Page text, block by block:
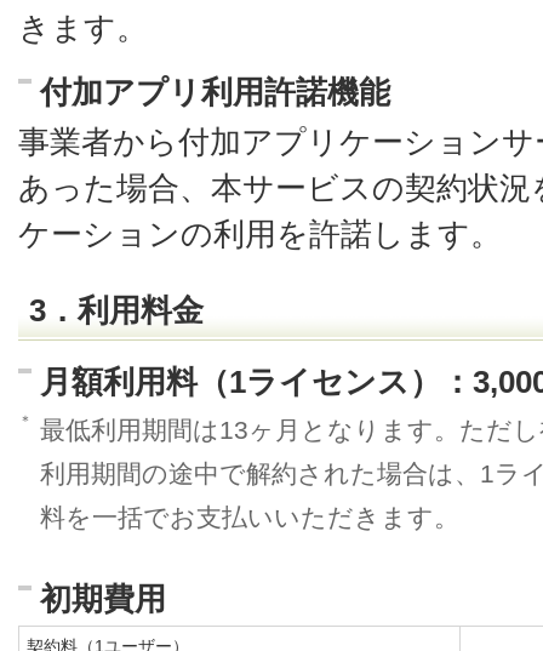
きます。
付加アプリ利用許諾機能
事業者から付加アプリケーション
あった場合、本サービスの契約状
ケーションの利用を許諾します。
3．利用料金
月額利用料（1ライセンス）：
＊
最低利用期間は13ヶ月となります。ただ
利用期間の途中で解約された場合は、1ラ
料を一括でお支払いいただきます。
初期費用
契約料（1ユーザー）